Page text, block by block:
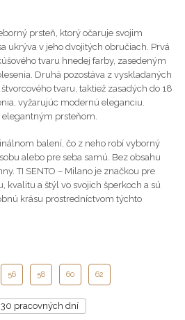
prsteň, ktorý očaruje svojim
ukrýva v jeho dvojitých obručiach. Prvá
tvaru hnedej farby, zasedeným
Druhá pozostáva z vyskladaných
tvaru, taktiež zasadých do 18
vyžarujúc modernú eleganciu.
elegantným prsteňom.
balení, čo z neho robí vyborný
alebo pre seba samú. Bez obsahu
TI SENTO – Milano je značkou pre
kvalitu a štýl vo svojich šperkoch a sú
krásu prostredníctvom týchto
56 58 60 62
30 pracovných dní